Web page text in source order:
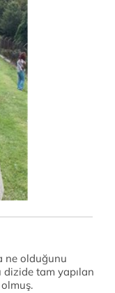
ne olduğunu
dizide tam yapılan